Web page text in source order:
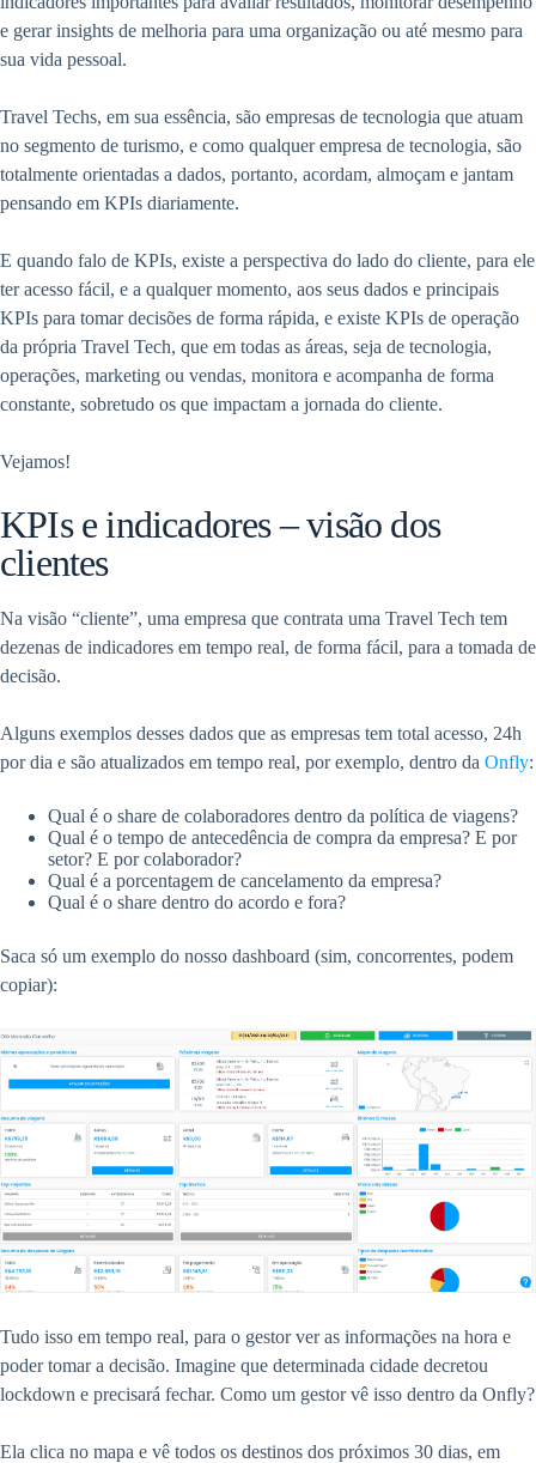
e gerar insights de melhoria para uma organização ou até mesmo para
sua vida pessoal.
Travel Techs, em sua essência, são empresas de tecnologia que atuam
no segmento de turismo, e como qualquer empresa de tecnologia, são
totalmente orientadas a dados, portanto, acordam, almoçam e jantam
pensando em KPIs diariamente.
E quando falo de KPIs, existe a perspectiva do lado do cliente, para ele
ter acesso fácil, e a qualquer momento, aos seus dados e principais
KPIs para tomar decisões de forma rápida, e existe KPIs de operação
da própria Travel Tech, que em todas as áreas, seja de tecnologia,
operações, marketing ou vendas, monitora e acompanha de forma
constante, sobretudo os que impactam a jornada do cliente.
Vejamos!
KPIs e indicadores – visão dos
clientes
Na visão “cliente”, uma empresa que contrata uma Travel Tech tem
dezenas de indicadores em tempo real, de forma fácil, para a tomada de
decisão.
Alguns exemplos desses dados que as empresas tem total acesso, 24h
por dia e são atualizados em tempo real, por exemplo, dentro da Onfly:
Qual é o share de colaboradores dentro da política de viagens?
Qual é o tempo de antecedência de compra da empresa? E por
setor? E por colaborador?
Qual é a porcentagem de cancelamento da empresa?
Qual é o share dentro do acordo e fora?
Saca só um exemplo do nosso dashboard (sim, concorrentes, podem
copiar):
Tudo isso em tempo real, para o gestor ver as informações na hora e
poder tomar a decisão. Imagine que determinada cidade decretou
lockdown e precisará fechar. Como um gestor vê isso dentro da Onfly?
Ela clica no mapa e vê todos os destinos dos próximos 30 dias, em